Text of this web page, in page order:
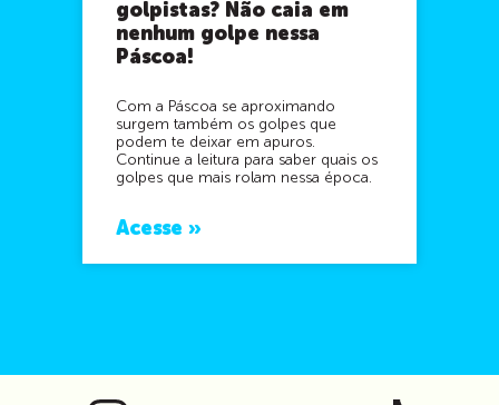
golpistas? Não caia em
nenhum golpe nessa
Páscoa!
Com a Páscoa se aproximando
surgem também os golpes que
podem te deixar em apuros.
Continue a leitura para saber quais os
golpes que mais rolam nessa época.
Acesse »